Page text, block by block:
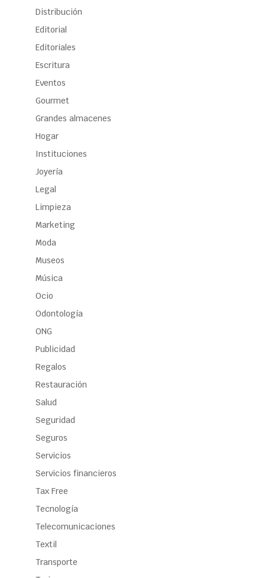
Distribución
Editorial
Editoriales
Escritura
Eventos
Gourmet
Grandes almacenes
Hogar
Instituciones
Joyería
Legal
Limpieza
Marketing
Moda
Museos
Música
Ocio
Odontología
ONG
Publicidad
Regalos
Restauración
Salud
Seguridad
Seguros
Servicios
Servicios financieros
Tax Free
Tecnología
Telecomunicaciones
Textil
Transporte